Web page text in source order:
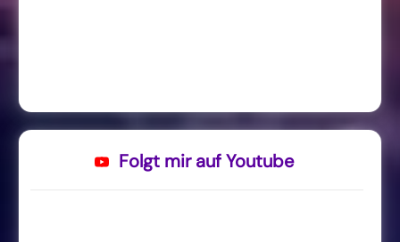
Folgt mir auf Youtube